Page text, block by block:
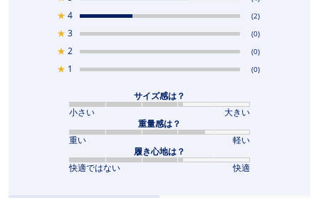
★ 4 (2)
★ 3 (0)
★ 2 (0)
★ 1 (0)
サイズ感は？
小さい
大きい
重量感は？
重い
軽い
履き心地は？
快適ではない
快適